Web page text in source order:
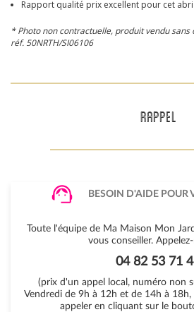
Rapport qualité prix excellent pour cet
* Photo non contractuelle, produit vendu sans
réf. 50NRTH/SI06106
RAPPEL
BESOIN D'AIDE POUR
Toute l'équipe de Ma Maison Mon
vous conseiller.
04 82 53 71
(prix d'un appel local, numéro non
Vendredi de 9h à 12h et de 14h à
appeler en cliquant sur le